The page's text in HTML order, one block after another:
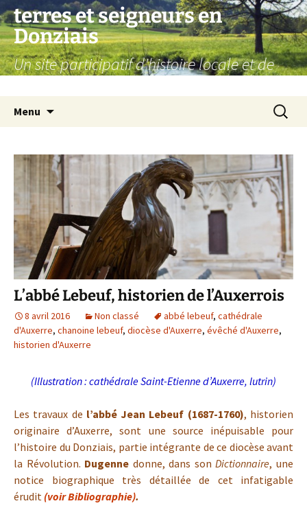
Aller
au
contenu
terres et seigneurs en
Donziais
Un site participatif d'histoire locale et de
Menu
L’abbé Lebeuf, historien de l’Auxerrois
8 avril 2016 Non classé abbé lebeuf, cathédrale
d'Auxerre, chanoine lebeuf, diocèse d'Auxerre, évêché d'Auxerre,
historien d'Auxerre
(Illustration : cathédrale Saint-Etienne d’Auxerre, lutrin)
Les travaux de l’abbé Jean Lebeuf (1687-1760), historien
originaire d’Auxerre, sont une source inépuisable pour
l’histoire du Donziais, partie intégrante de ce diocèse avant
la Révolution. Dugenne donne, dans sonDictionnaire, une
notice biographique très détaillée de cet infatigable
érudit (voir Bibliographie).